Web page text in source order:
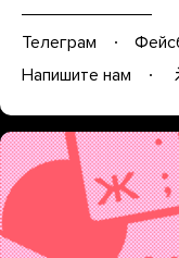
Телеграм
Напишите нам